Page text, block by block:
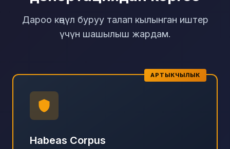
Дароо көңүл буруу талап кылынган иштер
үчүн шашылыш жардам.
АРТЫКЧЫЛЫК
Habeas Corpus